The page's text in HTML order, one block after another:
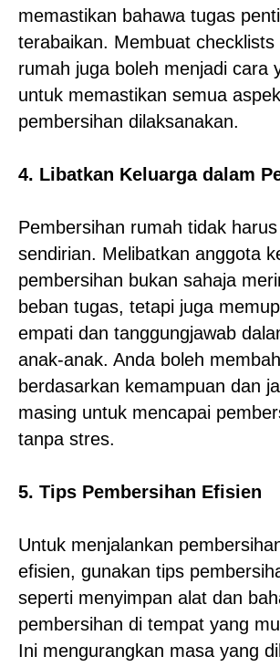
memastikan bahawa tugas
terabaikan. Membuat checklists
rumah juga boleh menjadi cara
untuk memastikan semua aspek
pembersihan dilaksanakan.
4. Libatkan Keluarga dalam
Pembersihan rumah tidak
sendirian. Melibatkan anggota
pembersihan bukan sahaja
beban tugas, tetapi juga
empati dan tanggungjawab
anak-anak. Anda boleh
berdasarkan kemampuan dan
masing untuk mencapai
tanpa stres.
5. Tips Pembersihan Efisien
Untuk menjalankan
efisien, gunakan tips
seperti menyimpan alat dan
pembersihan di tempat yang
Ini mengurangkan masa yang